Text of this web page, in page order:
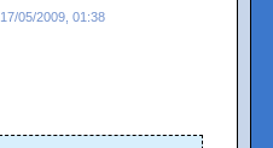
17/05/2009, 01:38